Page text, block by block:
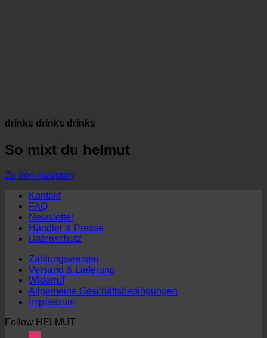
drinks drinks drinks
So mixt du helmut
Zu den rezepten
Kontakt
FAQ
Newsletter
Händler & Presse
Datenschutz
Zahlungsweisen
Versand & Lieferung
Widerruf
Allgemeine Geschäftsbedingungen
Impressum
Follow HELMUT